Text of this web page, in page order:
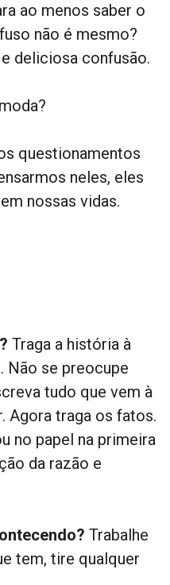
ao menos saber o
não é mesmo?
deliciosa confusão.
questionamentos
neles, eles
nossas vidas.
Traga a história à
Não se preocupe
tudo que vem à
Agora traga os fatos.
no papel na primeira
da razão e
Trabalhe
tem, tire qualquer